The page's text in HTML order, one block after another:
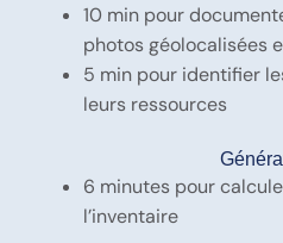
10 min pour
photos géolocalisées
5 min pour identifier
leurs ressources
6 minutes pour
l’inventaire